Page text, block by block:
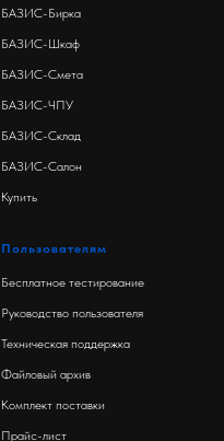
БАЗИС-Бирка
БАЗИС-Шкаф
БАЗИС-Смета
БАЗИС-ЧПУ
БАЗИС-Склад
БАЗИС-Салон
Купить
Пользователям
Бесплатное тестирование
Руководство пользователя
Техническая поддержка
Файловый архив
Комплект поставки
Прайс-лист